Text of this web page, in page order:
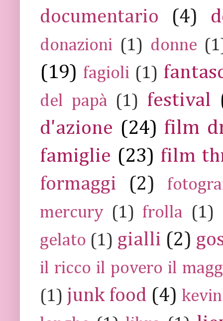
documentario
(4)
donazioni (1) donne
(19) fagioli (1)
del papà (1) festival
d'azione (24) film
famiglie (23) film
formaggi
(2)
mercury (1) frolla (1)
gelato (1) gialli (2)
il ricco il povero il
(1) junk food (4)